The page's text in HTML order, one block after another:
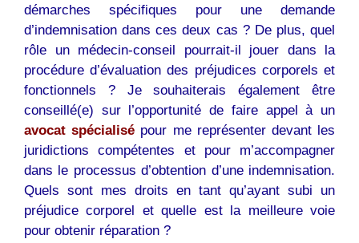
démarches spécifiques pour une demande
d’indemnisation dans ces deux cas ? De plus, quel
rôle un médecin-conseil pourrait-il jouer dans la
procédure d’évaluation des préjudices corporels et
fonctionnels ? Je souhaiterais également être
conseillé(e) sur l’opportunité de faire appel à un
avocat spécialisé pour me représenter devant les
juridictions compétentes et pour m’accompagner
dans le processus d’obtention d’une indemnisation.
Quels sont mes droits en tant qu’ayant subi un
préjudice corporel et quelle est la meilleure voie
pour obtenir réparation ?